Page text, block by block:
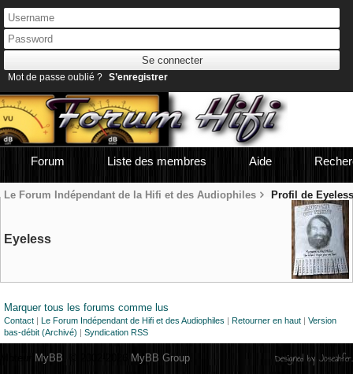
Mot de passe oublié ? S’enregistrer
Forum Liste des membres Aide
Le Forum Indépendant de la Hifi et des Audiophiles Profil de Eyeless
Eyeless
Marquer tous les forums comme lus
Contact | Le Forum Indépendant de Hifi et des Audiophiles | Retourner en haut | Version
bas-débit (Archivé) | Syndication RSS
Designed by Joseahfer.
MyBB MyBB Group